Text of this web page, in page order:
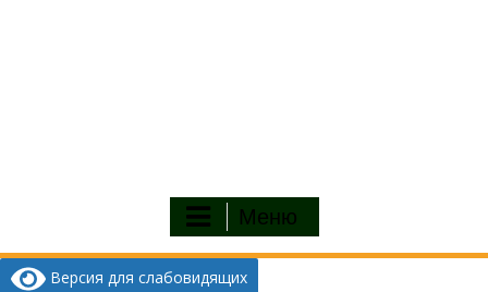
Меню
Версия для слабовидящих